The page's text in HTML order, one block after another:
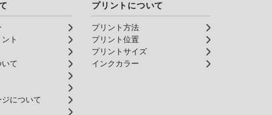
ト
て
について
プリントについて
プリント方法
プリント位置
プリントサイズ
インクカラー